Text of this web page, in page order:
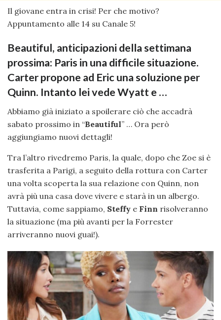
Il giovane entra in crisi! Per che motivo?
Appuntamento alle 14 su Canale 5!
Beautiful, anticipazioni della settimana
prossima: Paris in una difficile situazione.
Carter propone ad Eric una soluzione per
Quinn. Intanto lei vede Wyatt e …
Abbiamo già iniziato a spoilerare ciò che accadrà
sabato prossimo in “Beautiful” … Ora però
aggiungiamo nuovi dettagli!
Tra l’altro rivedremo Paris, la quale, dopo che Zoe si è
trasferita a Parigi, a seguito della rottura con Carter
una volta scoperta la sua relazione con Quinn, non
avrà più una casa dove vivere e starà in un albergo.
Tuttavia, come sappiamo, Steffy e Finn risolveranno
la situazione (ma più avanti per la Forrester
arriveranno nuovi guai!).